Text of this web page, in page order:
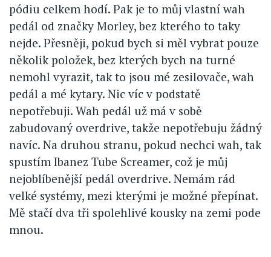
pódiu celkem hodí. Pak je to můj vlastní wah
pedál od značky Morley, bez kterého to taky
nejde. Přesněji, pokud bych si měl vybrat pouze
několik položek, bez kterých bych na turné
nemohl vyrazit, tak to jsou mé zesilovače, wah
pedál a mé kytary. Nic víc v podstatě
nepotřebuji. Wah pedál už má v sobě
zabudovaný overdrive, takže nepotřebuju žádný
navíc. Na druhou stranu, pokud nechci wah, tak
spustím Ibanez Tube Screamer, což je můj
nejoblíbenější pedál overdrive. Nemám rád
velké systémy, mezi kterými je možné přepínat.
Mě stačí dva tři spolehlivé kousky na zemi pode
mnou.